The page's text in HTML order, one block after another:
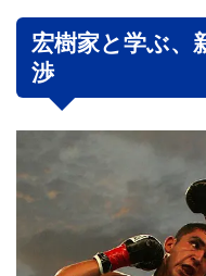
宏樹家と学ぶ、
渉